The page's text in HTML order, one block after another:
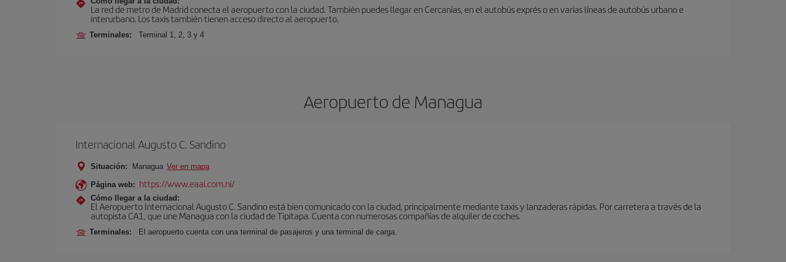
La red de metro de Madrid conecta el aeropuerto con la ciudad. También puedes llegar en Cercanías, en el autobús exprés o en varias líneas de autobús urbano e
interurbano. Los taxis también tienen acceso directo al aeropuerto.
Terminales: Terminal 1, 2, 3 y 4
Aeropuerto de Managua
Internacional Augusto C. Sandino
Situación: Managua Ver en mapa
Página web: https://www.eaai.com.ni/
Cómo llegar a la ciudad:
El Aeropuerto Internacional Augusto C. Sandino está bien comunicado con la ciudad, principalmente mediante taxis y lanzaderas rápidas. Por carretera a través de la
autopista CA1, que une Managua con la ciudad de Tipitapa. Cuenta con numerosas compañías de alquiler de coches.
Terminales: El aeropuerto cuenta con una terminal de pasajeros y una terminal de carga.